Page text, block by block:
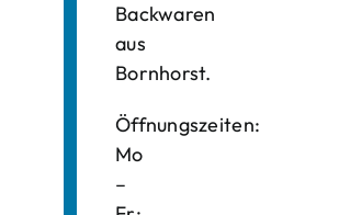
Backwaren
aus
Bornhorst.
Öffnungszeiten:
Mo
–